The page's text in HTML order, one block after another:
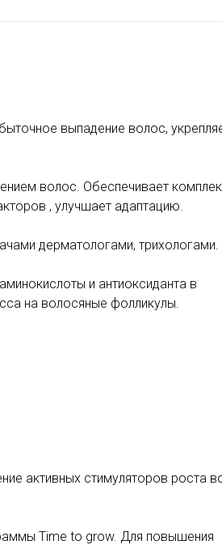
выпадение волос,
волос. Обеспечивает
, улучшает адаптацию.
дерматологами, трихологами.
и антиоксиданта в
на волосяные фолликулы.
активных стимуляторов роста
Time to grow. Для повышения